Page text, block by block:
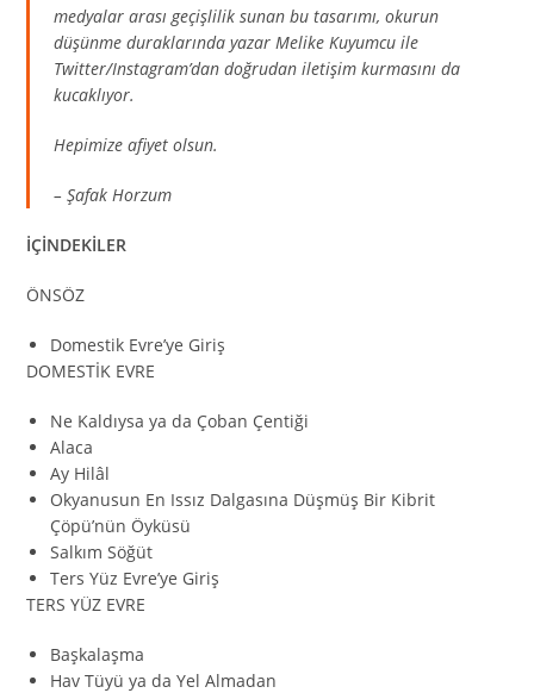
medyalar arası geçişlilik sunan bu tasarımı, okurun
düşünme duraklarında yazar Melike Kuyumcu ile
Twitter/Instagram’dan doğrudan iletişim kurmasını da
kucaklıyor.
Hepimize afiyet olsun.
– Şafak Horzum
İÇİNDEKİLER
ÖNSÖZ
Domestik Evre’ye Giriş
DOMESTİK EVRE
Ne Kaldıysa ya da Çoban Çentiği
Alaca
Ay Hilâl
Okyanusun En Issız Dalgasına Düşmüş Bir Kibrit
Çöpü’nün Öyküsü
Salkım Söğüt
Ters Yüz Evre’ye Giriş
TERS YÜZ EVRE
Başkalaşma
Hav Tüyü ya da Yel Almadan